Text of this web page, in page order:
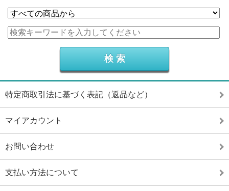
特定商取引法に基づく表記（返品など）
マイアカウント
お問い合わせ
支払い方法について